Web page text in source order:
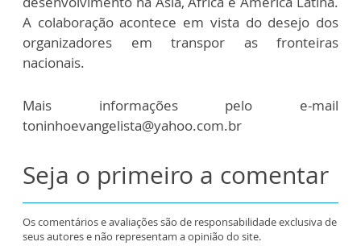
A colaboração acontece em vista do desejo dos
organizadores em transpor as fronteiras
nacionais.
Mais informações pelo e-mail
toninhoevangelista@yahoo.com.br
Seja o primeiro a comentar
Os comentários e avaliações são de responsabilidade exclusiva de
seus autores e não representam a opinião do site.